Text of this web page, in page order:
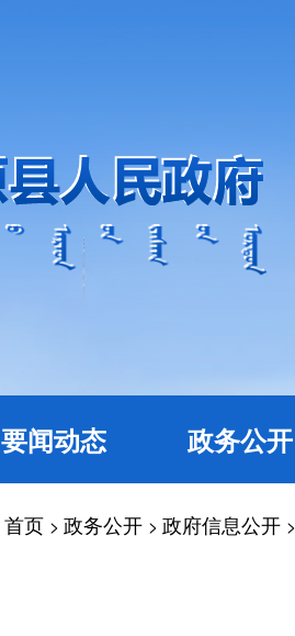
要闻动态 政务公开
首页 > 政务公开 > 政府信息公开 >